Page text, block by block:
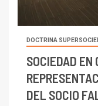
DOCTRINA
SOCIEDAD EN
DEL SOCIO